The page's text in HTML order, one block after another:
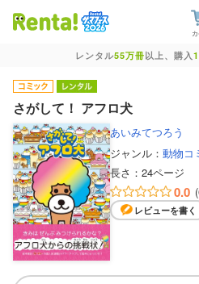
レンタル55万冊以上、購入
さがして！ アフロ犬
あいみてつろう
ジャンル： 動物コ
長さ： 24ページ
0.0
レビューを書く